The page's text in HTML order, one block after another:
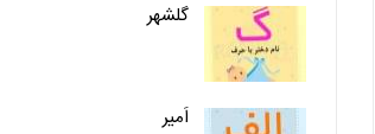
گلشهر
اَمیر